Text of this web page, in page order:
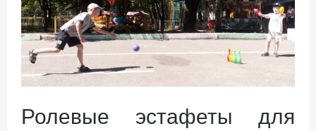
Ролевые эстафеты для